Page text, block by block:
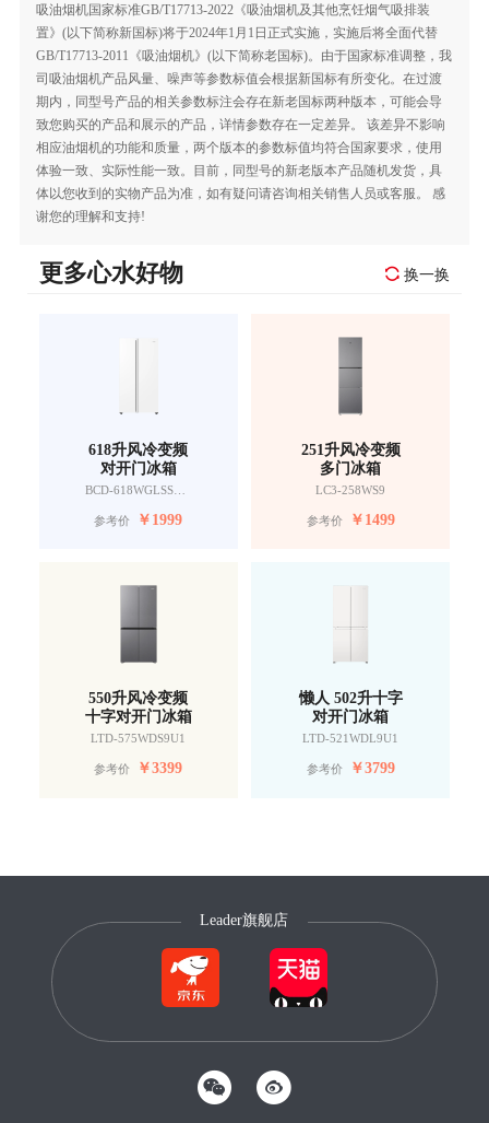
吸油烟机国家标准GB/T17713-2022《吸油烟机及其他烹饪烟气吸排装
置》(以下简称新国标)将于2024年1月1日正式实施，实施后将全面代替
GB/T17713-2011《吸油烟机》(以下简称老国标)。由于国家标准调整，我
司吸油烟机产品风量、噪声等参数标值会根据新国标有所变化。在过渡
期内，同型号产品的相关参数标注会存在新老国标两种版本，可能会导
致您购买的产品和展示的产品，详情参数存在一定差异。 该差异不影响
相应油烟机的功能和质量，两个版本的参数标值均符合国家要求，使用
体验一致、实际性能一致。目前，同型号的新老版本产品随机发货，具
体以您收到的实物产品为准，如有疑问请咨询相关销售人员或客服。 感
谢您的理解和支持!
更多心水好物 换一换
618升风冷变频
对开门冰箱
BCD-618WGLSSEDW9
参考价 ￥1999
251升风冷变频
多门冰箱
LC3-258WS9
参考价 ￥1499
550升风冷变频
十字对开门冰箱
LTD-575WDS9U1
参考价 ￥3399
懒人 502升十字
对开门冰箱
LTD-521WDL9U1
参考价 ￥3799
Leader旗舰店